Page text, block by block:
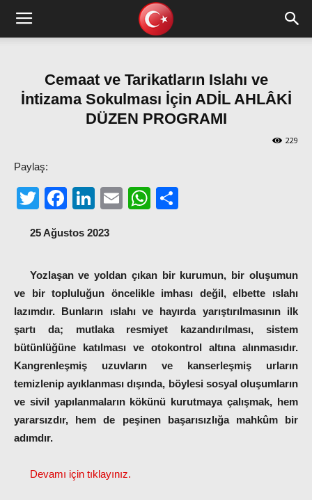
Cemaat ve Tarikatların Islahı ve
İntizama Sokulması İçin ADİL AHLÂKİ
DÜZEN PROGRAMI
229
Paylaş:
TwitterFacebook
LinkedIn
EmailWhatsApp
25 Ağustos 2023
Yozlaşan ve yoldan çıkan bir kurumun, bir oluşumun
ve bir topluluğun öncelikle imhası değil, elbette ıslahı
lazımdır. Bunların ıslahı ve hayırda yarıştırılmasının ilk
şartı da; mutlaka resmiyet kazandırılması, sistem
bütünlüğüne katılması ve otokontrol altına alınmasıdır.
Kangrenleşmiş uzuvların ve kanserleşmiş urların
temizlenip ayıklanması dışında, böylesi sosyal oluşumların
ve sivil yapılanmaların kökünü kurutmaya çalışmak, hem
yararsızdır, hem de peşinen başarısızlığa mahkûm bir
adımdır.
Devamı için tıklayınız.